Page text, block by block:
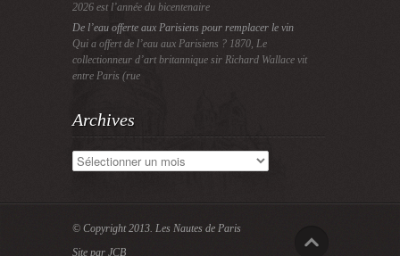
2026 est l’année du bicentenaire
De l’eau offerte aux Parisiens pour remplacer le vin
Qui a offert de l’eau aux Parisiens ? 1870, Le
collectionneur d’art britannique sir Richard Wallace vit
entre Paris (rue
Archives
Archives
© Copyright 2013. Les Nautes de Paris
Site par JCB